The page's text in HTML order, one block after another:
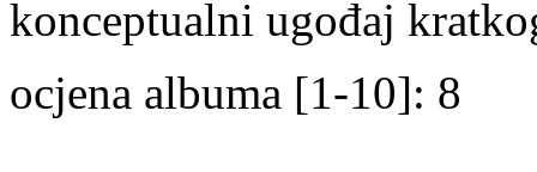
konceptualni ugođaj
ocjena albuma [1-10]: 8